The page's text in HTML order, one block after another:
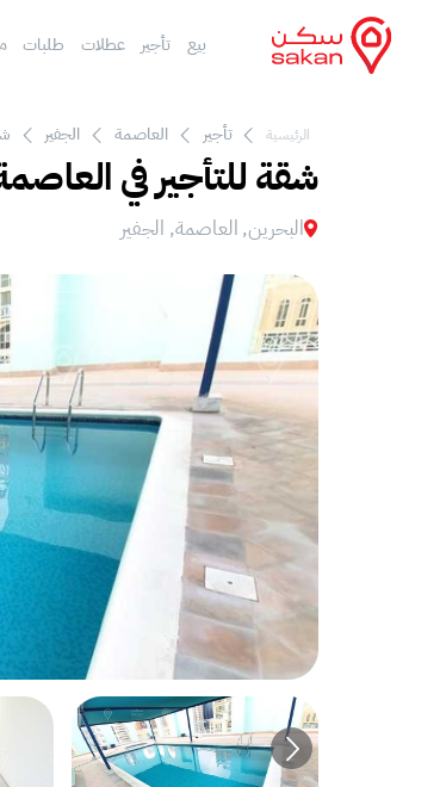
بيع تأجير عطلات طلبات
الرئيسية تأجير العاصمة الجفير
شقة للتأجير في
البحرين, العاصمة, الجفير